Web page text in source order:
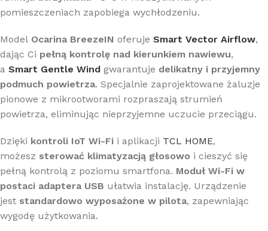
pomieszczeniach zapobiega wychłodzeniu.
Model Ocarina BreezeIN oferuje Smart Vector Airflow,
dając Ci pełną kontrolę nad kierunkiem nawiewu,
a Smart Gentle Wind gwarantuje delikatny i przyjemny
podmuch powietrza. Specjalnie zaprojektowane żaluzje
pionowe z mikrootworami rozpraszają strumień
powietrza, eliminując nieprzyjemne uczucie przeciągu.
Dzięki kontroli IoT Wi-Fi i aplikacji TCL HOME,
możesz sterować klimatyzacją głosowo i cieszyć się
pełną kontrolą z poziomu smartfona. Moduł Wi-Fi w
postaci adaptera USB ułatwia instalację. Urządzenie
jest standardowo wyposażone w pilota, zapewniając
wygodę użytkowania.